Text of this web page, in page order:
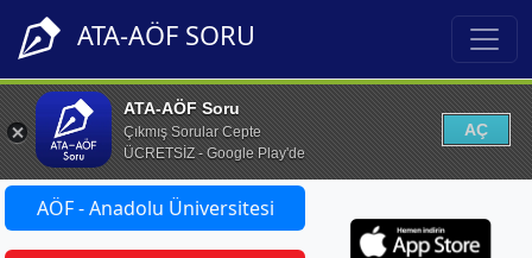
ATA-AÖF SORU
ATA-AÖF Soru
Çıkmış Sorular Cepte
ÜCRETSİZ - Google Play'de
AÇ
AÖF - Anadolu Üniversitesi